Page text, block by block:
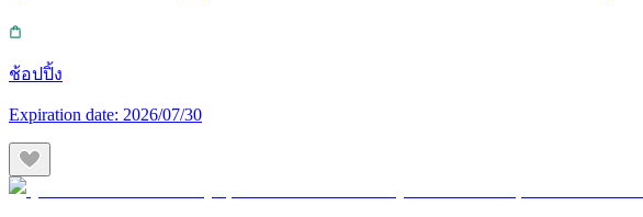
ช้อปปิ้ง
Expiration date: 2026/07/30